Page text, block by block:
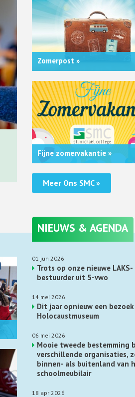
Zomerpost »
Fijne zomervakantie »
Meer Ons SMC »
01 jun 2026
Trots op onze nieuwe LAKS-
bestuurder uit 5-vwo
14 mei 2026
Dit jaar opnieuw een
Holocaustmuseum
06 mei 2026
Mooie tweede bestemming
verschillende organisaties,
binnen- als buitenland van
schoolmeubilair
18 apr 2026